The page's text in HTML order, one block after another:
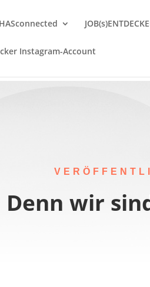
HASconnected
Instagram-Account
Denn wir